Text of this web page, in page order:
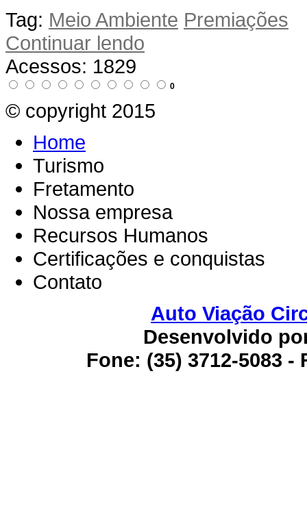
Tag: Meio Ambiente Premiações
Continuar lendo
Acessos: 1829
0
© copyright 2015
Home
Turismo
Fretamento
Nossa empresa
Recursos Humanos
Certificações e conquistas
Contato
Auto Viação
Desenvolvido
Fone: (35) 3712-5083